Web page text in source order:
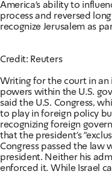
America's ability to
process and reversed
recognize Jerusalem as
Credit: Reuters
Writing for the court in
powers within the U.S.
said the U.S. Congress,
to play in foreign policy
recognizing foreign
that the president's
Congress passed the law
president. Neither his
enforced it. While Israel